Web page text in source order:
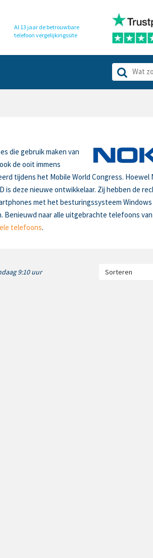
Al 13 jaar de betrouwbare
telefoon vergelijkingssite
die gebruik maken van
de ooit immens
tijdens het Mobile World Congress. Hoewel
is deze nieuwe ontwikkelaar. Zij hebben de
met het besturingssysteem Windows
Benieuwd naar alle uitgebrachte telefoons
telefoons.
9:10 uur Sorteren